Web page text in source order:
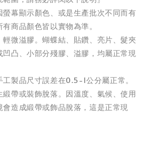
幕顯示顏色、或是生產批次不同而有
商品顏色皆以實物為準。
輕微溢膠。蝴蝶結、貼鑽、亮片、髮夾
凸、小部分殘膠、溢膠，均屬正常現
製品尺寸誤差在0.5-1公分屬正常。
緞帶或裝飾脫落。因溫度、氣候、使用
造成緞帶或飾品脫落，這是正常現